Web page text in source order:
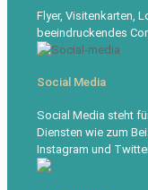
Flyer, Visitenkarten,
beeindruckendes
Social Media
Social Media steht
Diensten wie zum
Instagram und